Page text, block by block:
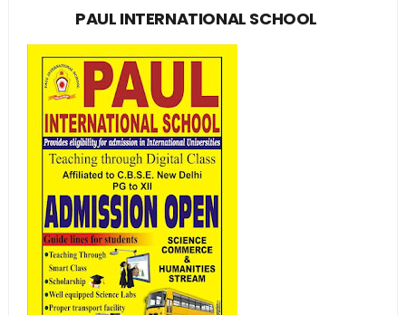
PAUL INTERNATIONAL SCHOOL